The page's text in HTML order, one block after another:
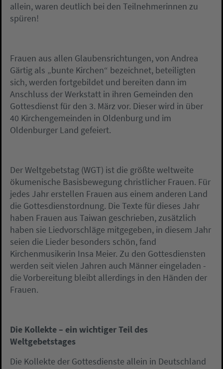
allein, waren deutlich bei den Teilnehmerinnen zu
spüren!
Frauen aus allen Glaubensrichtungen, von Andrea
Gärtig als „bunte Kirchen“ bezeichnet, beteiligten
sich, werden fortgebildet und bereiten dann im
Anschluss der Werkstatt in ihren Gemeinden den
Gottesdienst für den 3. März vor. Dieser wird in über
40 Kirchengemeinden in Oldenburg und im
Oldenburger Land gefeiert.
Der Weltgebetstag (WGT) ist die größte weltweite
ökumenische Basisbewegung christlicher Frauen. Für
jedes Jahr erstellen Frauen aus einem anderen Land
die Gottesdienstordnung. Die Texte für dieses Jahr
haben Frauen aus Taiwan geschrieben, zusätzlich
haben sie Liedvorschläge mitgegeben, in diesem Jahr
seien die Lieder besonders schön, fand
Kirchenmusikerin Insa Meier. Zu den Gottesdiensten
werden seit vielen Jahren auch Männer eingeladen -
die Vorbereitung bleibt allerdings in den Händen der
Frauen.
Die Kollekte – ein wichtiger Teil des
Weltgebetstages
Die Kollekte der Gottesdienste allein in Deutschland